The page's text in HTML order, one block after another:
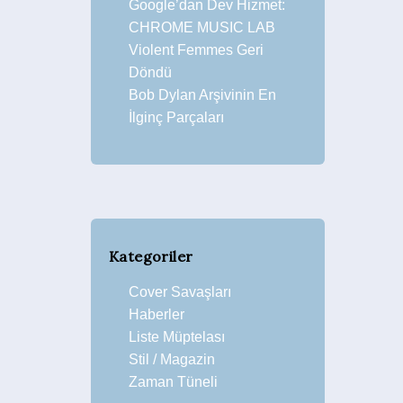
Google’dan Dev Hizmet:
CHROME MUSIC LAB
Violent Femmes Geri
Döndü
Bob Dylan Arşivinin En
İlginç Parçaları
Kategoriler
Cover Savaşları
Haberler
Liste Müptelası
Stil / Magazin
Zaman Tüneli